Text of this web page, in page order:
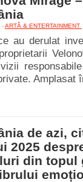
-ARTĂ & ENTERTAINMENT
au derulat
Amplasat
de azi,
2025
din topul